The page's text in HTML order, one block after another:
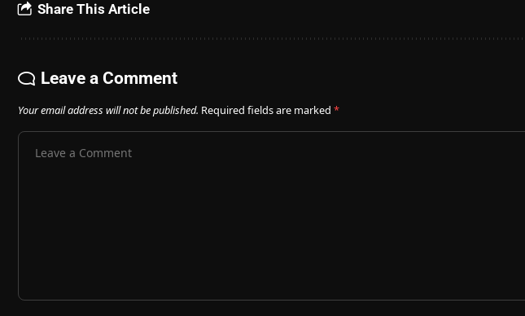
Share This Article
Leave a Comment
Your email address will not be published. Required fields are marked *